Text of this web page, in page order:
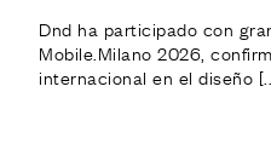
Dnd ha participado con
Mobile.Milano 2026,
internacional en el diseño